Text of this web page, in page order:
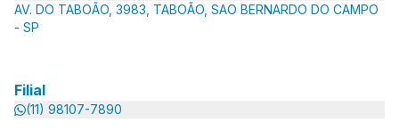
AV. DO TABOÃO, 3983, TABOÃO, SAO BERNARDO DO CAMPO
- SP
Filial
(11) 98107-7890